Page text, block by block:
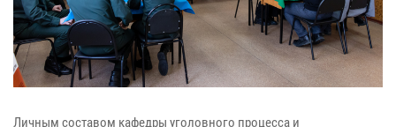
Личным составом кафедры уголовного процесса и